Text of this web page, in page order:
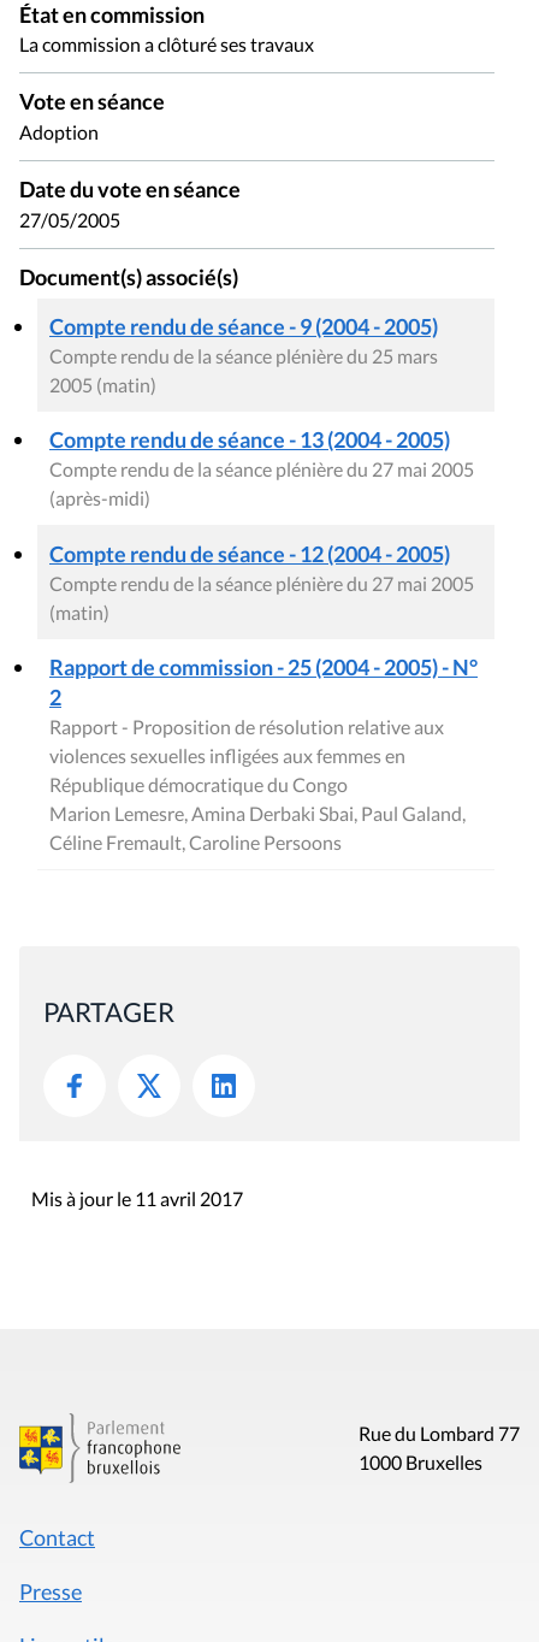
État en commission
La commission a clôturé ses travaux
Vote en séance
Adoption
Date du vote en séance
27/05/2005
Document(s) associé(s)
Compte rendu de séance - 9 (2004 - 2005)
Compte rendu de la séance plénière du 25 mars
2005 (matin)
Compte rendu de séance - 13 (2004 - 2005)
Compte rendu de la séance plénière du 27 mai 2005
(après-midi)
Compte rendu de séance - 12 (2004 - 2005)
Compte rendu de la séance plénière du 27 mai 2005
(matin)
Rapport de commission - 25 (2004 - 2005) - N°
2
Rapport - Proposition de résolution relative aux
violences sexuelles infligées aux femmes en
République démocratique du Congo
Marion Lemesre, Amina Derbaki Sbai, Paul Galand,
Céline Fremault, Caroline Persoons
PARTAGER
Mis à jour le 11 avril 2017
Rue du Lombard 77
1000 Bruxelles
Contact
Presse